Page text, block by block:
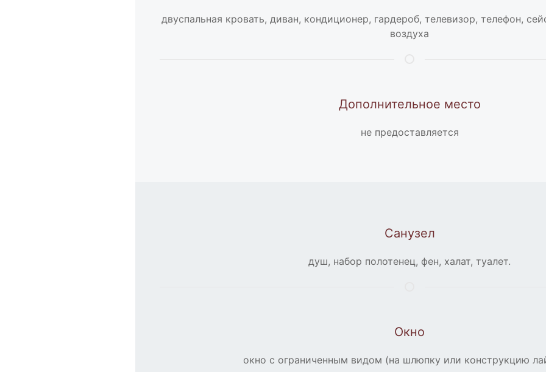
двуспальная кровать, диван, кондиционер, гардероб, телевизор, телефон,
воздуха
Дополнительное место
не предоставляется
Санузел
душ, набор полотенец, фен, халат, туалет.
Окно
окно с ограниченным видом (на шлюпку или конструкцию